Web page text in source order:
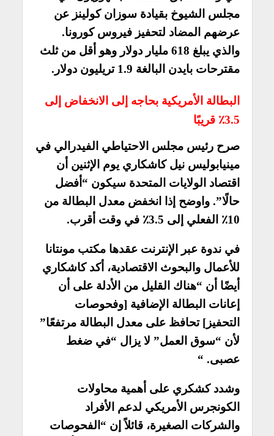
مجلس الشيوخ بقيادة سوزان كولينز عن
عرضهم المضاد لتحفيز فيروس كورونا.
والذي يبلغ 618 مليار دولار وهو أقل من ثلث
مقترحات بايدن البالغة 1.9 تريليون دولار.
البطالة الأمريكية بحاجه إلى الانخفاض إلى
3.5٪ قريبًا
صرح رئيس مجلس الاحتياطي الفيدرالي في
مينيابوليس نيل كاشكاري يوم الإثنين أن
اقتصاد الولايات المتحدة سيكون “أفضل
حالًا”. واوضح إذا انخفض معدل البطالة من
10٪ الفعلي إلى 3.5٪ في وقت أقرب.
في ندوة عبر الإنترنت عقدها مكتب مونتانا
للأعمال والبحوث الاقتصادية، أكد كاشكاري
أيضًا أن “هناك القليل من الأدلة على أن
إعانات البطالة الإضافية [وفحوصات
التحفيز] تحافظ على معدل البطالة مرتفعًا”
لأن “سوق العمل” لا يزال “في ضغط
عصبى. “
وشدد كشكري على أهمية محاولات
الكونجرس الأمريكي لدعم الأفراد
والشركات الصغيرة، قائلاً إن “الفحوصات